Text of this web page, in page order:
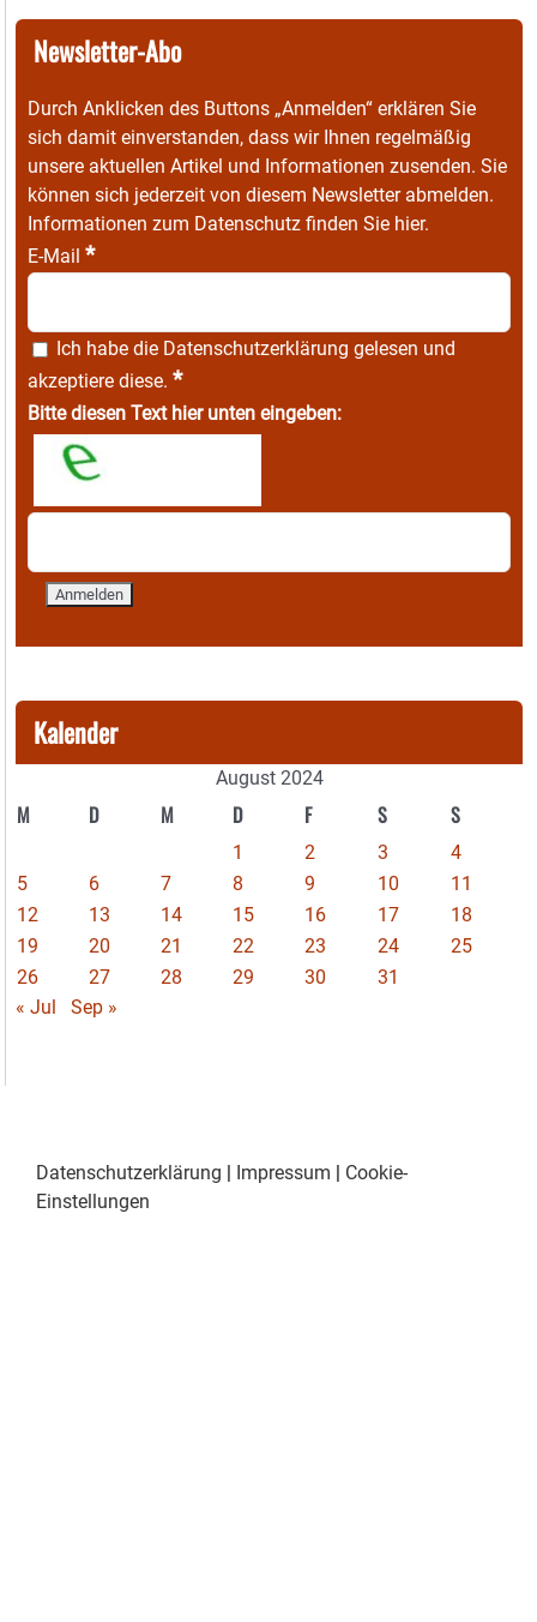
Newsletter-Abo
Durch Anklicken des Buttons „Anmelden“ erklären Sie
sich damit einverstanden, dass wir Ihnen regelmäßig
unsere aktuellen Artikel und Informationen zusenden. Sie
können sich jederzeit von diesem Newsletter abmelden.
Informationen zum Datenschutz finden Sie hier.
E-Mail *
Ich habe die Datenschutzerklärung gelesen und
akzeptiere diese. *
Bitte diesen Text hier unten eingeben:
Kalender
August 2024
M D M D F S S
1 2 3
4
5
6 7 8 9 10
11
12
13 14 15 16 17
18
19
20 21 22 23 24
25
26
27 28 29 30
31
« Jul
Sep »
Datenschutzerklärung | Impressum | Cookie-
Einstellungen